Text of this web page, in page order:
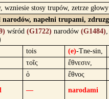
wzniesie stosy trupów, zetrze
narodów, napełni trupami,
wśród (G1722) narodów (G1484)
tois (e)-Tne-sin,
τοῖς
ἔθνεσιν,
ὁ ἔθνος
— narodami